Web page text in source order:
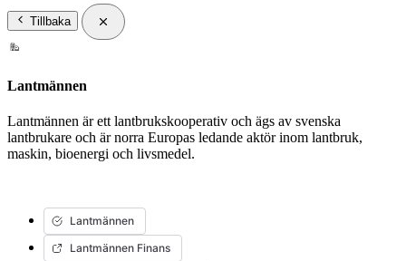
Tillbaka
Lantmännen
Lantmännen är ett lantbrukskooperativ och ägs av svenska
lantbrukare och är norra Europas ledande aktör inom lantbruk,
maskin, bioenergi och livsmedel.
Lantmännen
Lantmännen Finans